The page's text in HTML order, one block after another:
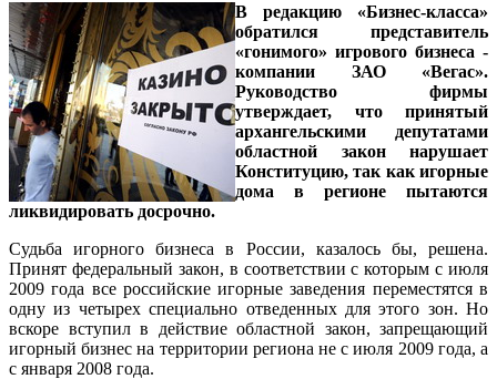
В редакцию «Бизнес-класса»
обратился представитель
«гонимого» игрового бизнеса -
компании ЗАО «Вегас».
Руководство фирмы
утверждает, что принятый
архангельскими депутатами
областной закон нарушает
Конституцию, так как игорные
дома в регионе пытаются
ликвидировать досрочно.
Судьба игорного бизнеса в России, казалось бы, решена.
Принят федеральный закон, в соответствии с которым с июля
2009 года все российские игорные заведения переместятся в
одну из четырех специально отведенных для этого зон. Но
вскоре вступил в действие областной закон, запрещающий
игорный бизнес на территории региона не с июля 2009 года, а
с января 2008 года.